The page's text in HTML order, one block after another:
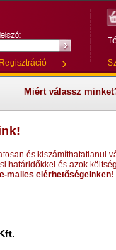
Regisztráció
Miért válassz
és kiszámíthatatlanul
határidőkkel és azok
mailes elérhetőségeinken!